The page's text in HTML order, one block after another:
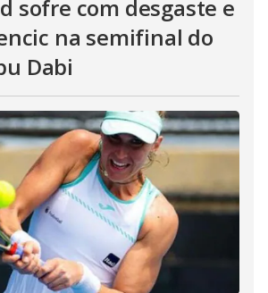
sofre com desgaste e
na semifinal do
Dabi